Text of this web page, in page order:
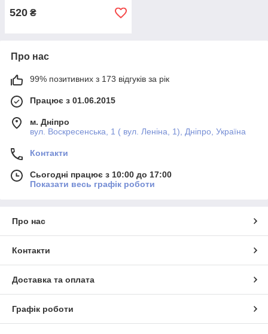
520 ₴
Про нас
99% позитивних з 173 відгуків за рік
Працює з 01.06.2015
м. Дніпро
вул. Воскресенська, 1 ( вул. Леніна, 1), Дніпро, Україна
Контакти
Сьогодні працює з 10:00 до 17:00
Показати весь графік роботи
Про нас
Контакти
Доставка та оплата
Графік роботи